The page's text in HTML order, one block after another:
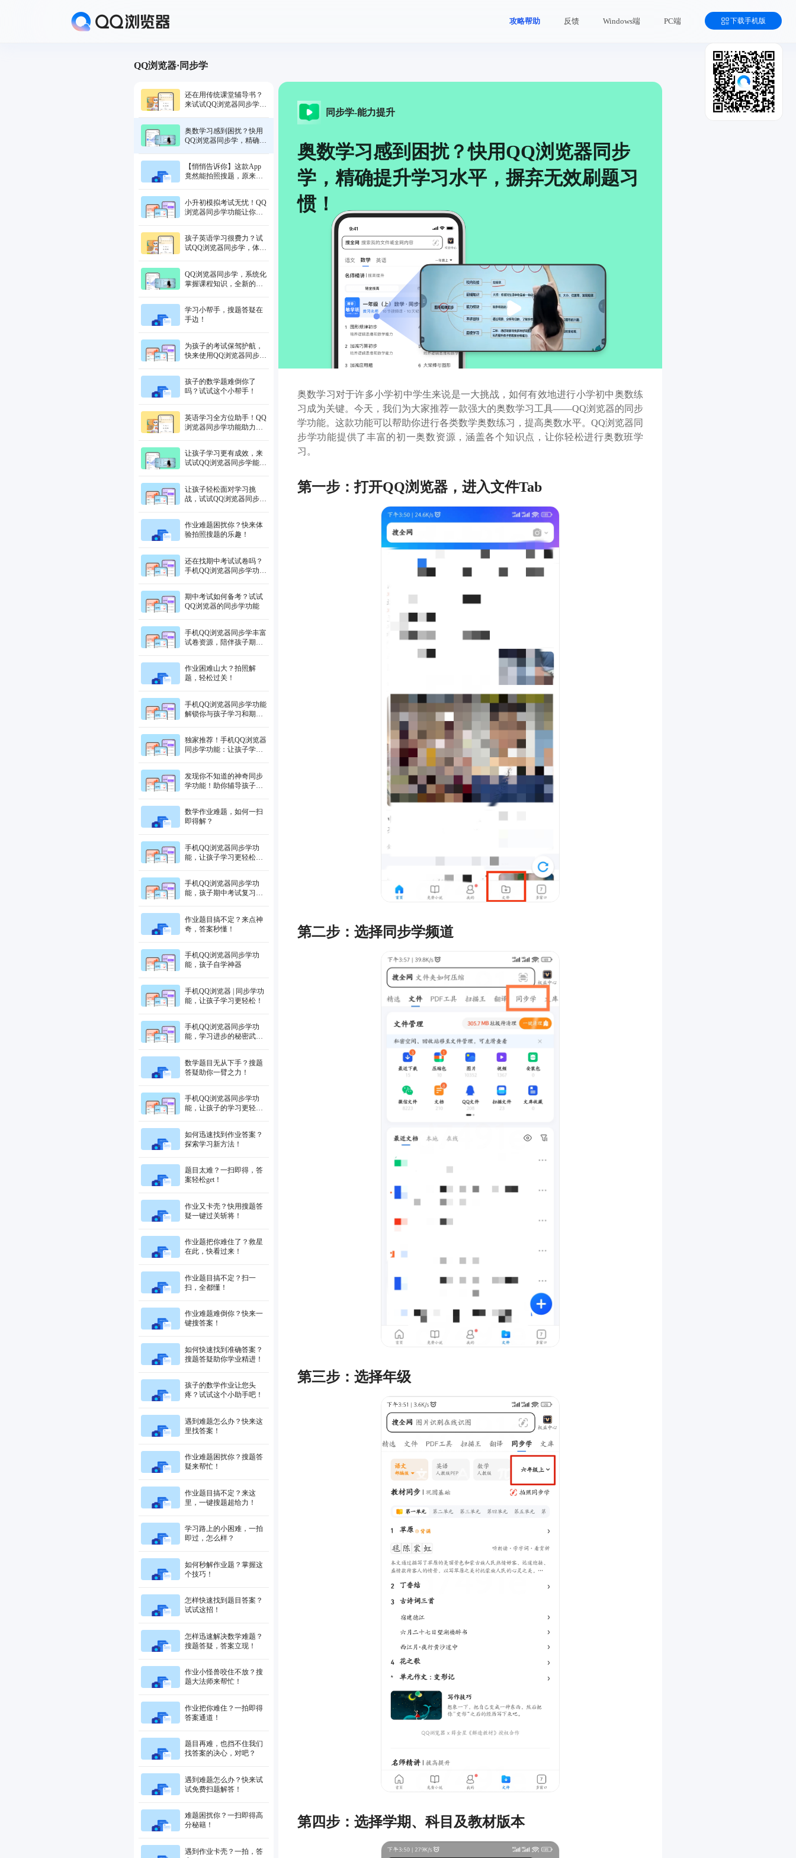
攻略帮助 反馈 Windows端 PC端 下载手机版
QQ浏览器·同步学
还在用传统课堂辅导书？
来试试QQ浏览器同步学，
奥数学习感到困扰？快用
QQ浏览器同步学，精确提
【悄悄告诉你】这款App
竟然能拍照搜题，原来名
小升初模拟考试无忧！QQ
浏览器同步学功能让你备
孩子英语学习很费力？试
试QQ浏览器同步学，体系
QQ浏览器同步学，系统化
掌握课程知识，全新的同
学习小帮手，搜题答疑在
手边！
为孩子的考试保驾护航，
快来使用QQ浏览器同步学
孩子的数学题难倒你了
吗？试试这个小帮手！
英语学习全方位助手！QQ
浏览器同步学功能助力口
让孩子学习更有成效，来
试试QQ浏览器同步学能力
让孩子轻松面对学习挑
战，试试QQ浏览器同步学
作业难题困扰你？快来体
验拍照搜题的乐趣！
还在找期中考试试卷吗？
手机QQ浏览器同步学功能
期中考试如何备考？试试
QQ浏览器的同步学功能
手机QQ浏览器同步学丰富
试卷资源，陪伴孩子期中
作业困难山大？拍照解
题，轻松过关！
手机QQ浏览器同步学功能
解锁你与孩子学习和期中
独家推荐！手机QQ浏览器
同步学功能：让孩子学习
发现你不知道的神奇同步
学功能！助你辅导孩子期
数学作业难题，如何一扫
即得解？
手机QQ浏览器同步学功
能，让孩子学习更轻松，
手机QQ浏览器同步学功
能，孩子期中考试复习的
作业题目搞不定？来点神
奇，答案秒懂！
手机QQ浏览器同步学功
能，孩子自学神器
手机QQ浏览器 | 同步学功
能，让孩子学习更轻松！
手机QQ浏览器同步学功
能，学习进步的秘密武
数学题目无从下手？搜题
答疑助你一臂之力！
手机QQ浏览器同步学功
能，让孩子的学习更轻
如何迅速找到作业答案？
探索学习新方法！
题目太难？一扫即得，答
案轻松get！
作业又卡壳？快用搜题答
疑一键过关斩将！
作业题把你难住了？救星
在此，快看过来！
作业题目搞不定？扫一
扫，全都懂！
作业难题难倒你？快来一
键搜答案！
如何快速找到准确答案？
搜题答疑助你学业精进！
孩子的数学作业让您头
疼？试试这个小助手吧！
遇到难题怎么办？快来这
里找答案！
作业难题困扰你？搜题答
疑来帮忙！
作业题目搞不定？来这
里，一键搜题超给力！
学习路上的小困难，一拍
即过，怎么样？
如何秒解作业题？掌握这
个技巧！
怎样快速找到题目答案？
试试这招！
怎样迅速解决数学难题？
搜题答疑，答案立现！
作业小怪兽咬住不放？搜
题大法师来帮忙！
作业把你难住？一拍即得
答案通道！
题目再难，也挡不住我们
找答案的决心，对吧？
遇到难题怎么办？快来试
试免费扫题解答！
难题困扰你？一扫即得高
分秘籍！
遇到作业卡壳？一拍，答
同步学-能力提升
奥数学习感到困扰？快用QQ浏览器同步
学，精确提升学习水平，摒弃无效刷题习
惯！
奥数学习对于许多小学初中学生来说是一大挑战，如何有效地进行小学初中奥数练
习成为关键。今天，我们为大家推荐一款强大的奥数学习工具——QQ浏览器的同步
学功能。这款功能可以帮助你进行各类数学奥数练习，提高奥数水平。QQ浏览器同
步学功能提供了丰富的初一奥数资源，涵盖各个知识点，让你轻松进行奥数班学
习。
第一步：打开QQ浏览器，进入文件Tab
第二步：选择同步学频道
第三步：选择年级
第四步：选择学期、科目及教材版本